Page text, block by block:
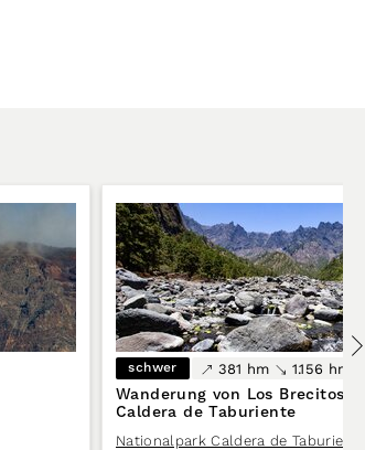
schwer 381 hm 1.156 hm
Wanderung von Los Brecitos
Caldera de Taburiente
Nationalpark Caldera de